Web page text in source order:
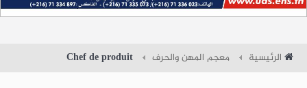
الرئيسية معجم المهن والحرف Chef de produit